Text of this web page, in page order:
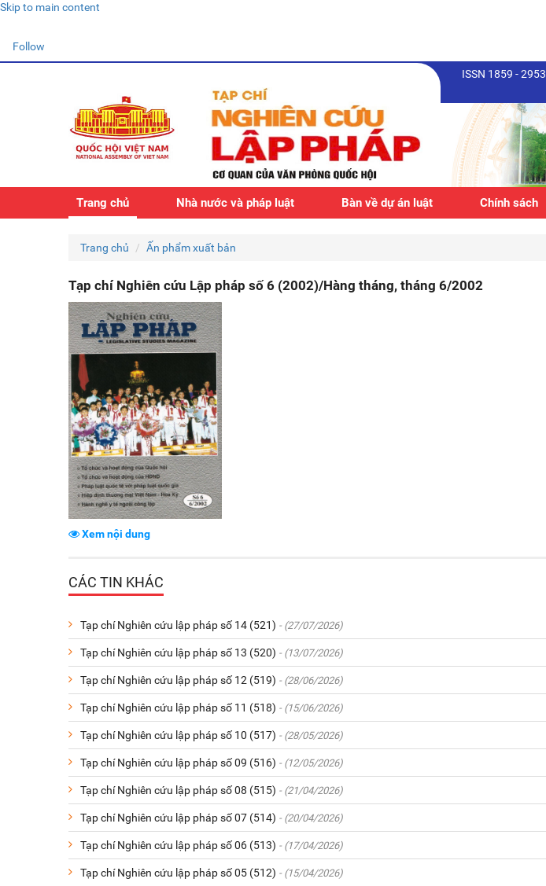
Skip to main content
Follow
ISSN 1859 - 2953
Trang chủ Nhà nước và pháp luật Bàn về dự án luật Chính sách
Trang chủ Ấn phẩm xuất bản
Tạp chí Nghiên cứu Lập pháp số 6 (2002)/Hàng tháng, tháng 6/2002
Xem nội dung
CÁC TIN KHÁC
Tạp chí Nghiên cứu lập pháp số 14 (521) - (27/07/2026)
Tạp chí Nghiên cứu lập pháp số 13 (520) - (13/07/2026)
Tạp chí Nghiên cứu lập pháp số 12 (519) - (28/06/2026)
Tạp chí Nghiên cứu lập pháp số 11 (518) - (15/06/2026)
Tạp chí Nghiên cứu lập pháp số 10 (517) - (28/05/2026)
Tạp chí Nghiên cứu lập pháp số 09 (516) - (12/05/2026)
Tạp chí Nghiên cứu lập pháp số 08 (515) - (21/04/2026)
Tạp chí Nghiên cứu lập pháp số 07 (514) - (20/04/2026)
Tạp chí Nghiên cứu lập pháp số 06 (513) - (17/04/2026)
Tạp chí Nghiên cứu lập pháp số 05 (512) - (15/04/2026)